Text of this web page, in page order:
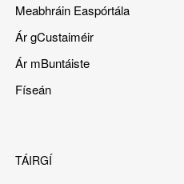
Meabhráin Easpórtála
Ár gCustaiméir
Ár mBuntáiste
Físeán
TÁIRGÍ